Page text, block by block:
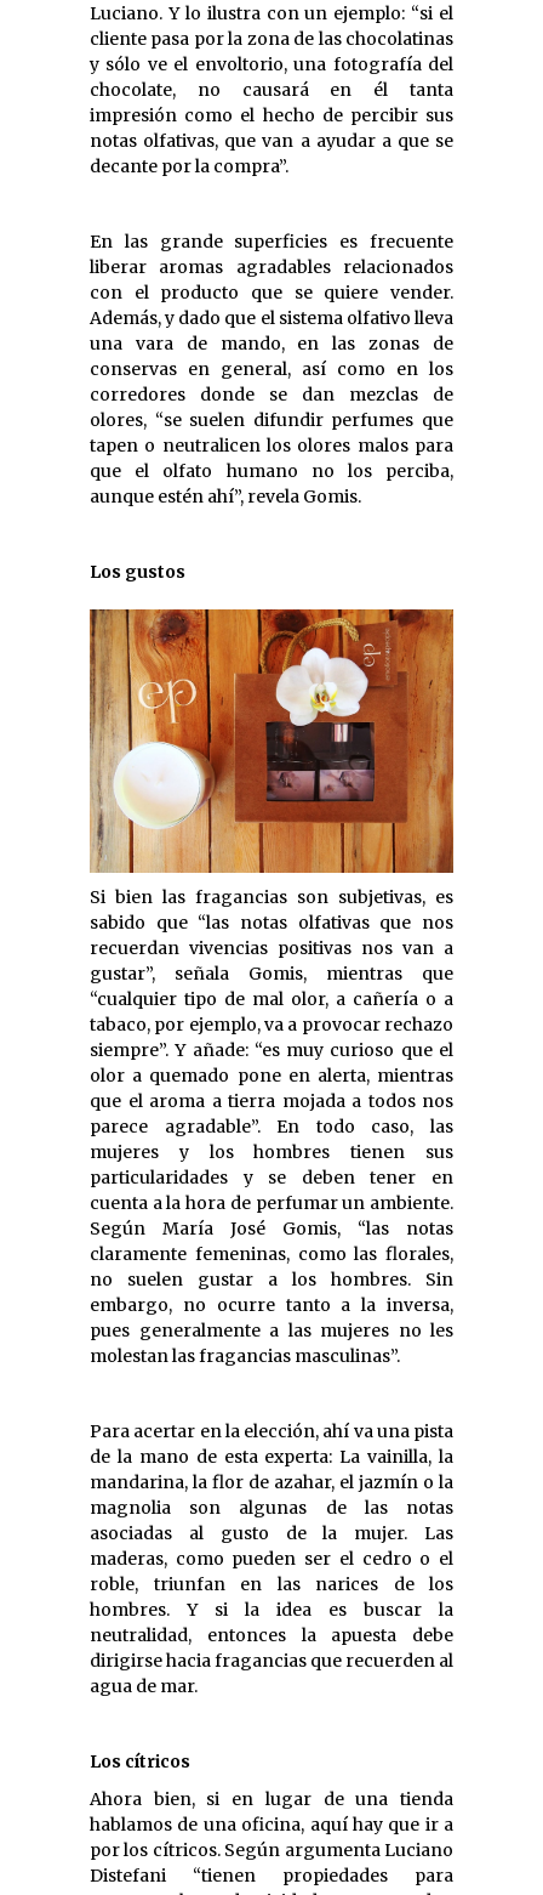
Luciano. Y lo ilustra con un ejemplo: “si el
cliente pasa por la zona de las chocolatinas
y sólo ve el envoltorio, una fotografía del
chocolate, no causará en él tanta
impresión como el hecho de percibir sus
notas olfativas, que van a ayudar a que se
decante por la compra”.
En las grande superficies es frecuente
liberar aromas agradables relacionados
con el producto que se quiere vender.
Además, y dado que el sistema olfativo lleva
una vara de mando, en las zonas de
conservas en general, así como en los
corredores donde se dan mezclas de
olores, “se suelen difundir perfumes que
tapen o neutralicen los olores malos para
que el olfato humano no los perciba,
aunque estén ahí”, revela Gomis.
Los gustos
Si bien las fragancias son subjetivas, es
sabido que “las notas olfativas que nos
recuerdan vivencias positivas nos van a
gustar”, señala Gomis, mientras que
“cualquier tipo de mal olor, a cañería o a
tabaco, por ejemplo, va a provocar rechazo
siempre”. Y añade: “es muy curioso que el
olor a quemado pone en alerta, mientras
que el aroma a tierra mojada a todos nos
parece agradable”. En todo caso, las
mujeres y los hombres tienen sus
particularidades y se deben tener en
cuenta a la hora de perfumar un ambiente.
Según María José Gomis, “las notas
claramente femeninas, como las florales,
no suelen gustar a los hombres. Sin
embargo, no ocurre tanto a la inversa,
pues generalmente a las mujeres no les
molestan las fragancias masculinas”.
Para acertar en la elección, ahí va una pista
de la mano de esta experta: La vainilla, la
mandarina, la flor de azahar, el jazmín o la
magnolia son algunas de las notas
asociadas al gusto de la mujer. Las
maderas, como pueden ser el cedro o el
roble, triunfan en las narices de los
hombres. Y si la idea es buscar la
neutralidad, entonces la apuesta debe
dirigirse hacia fragancias que recuerden al
agua de mar.
Los cítricos
Ahora bien, si en lugar de una tienda
hablamos de una oficina, aquí hay que ir a
por los cítricos. Según argumenta Luciano
Distefani “tienen propiedades para